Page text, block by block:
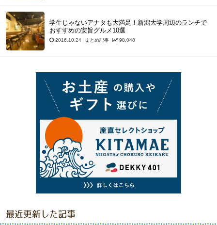
学生じゃないアナタも大満足！新潟大学周辺のランチで
おすすめの安旨グルメ10選
2016.10.24 まとめ記事 98,048
最近更新した記事